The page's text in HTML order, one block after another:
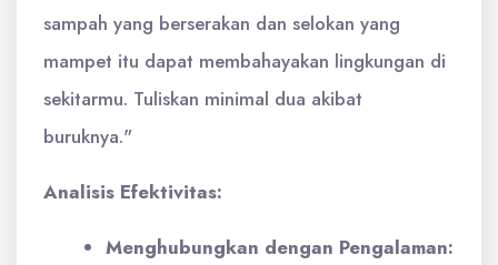
sampah yang berserakan dan selokan yang
mampet itu dapat membahayakan lingkungan di
sekitarmu. Tuliskan minimal dua akibat
buruknya."
Analisis Efektivitas:
Menghubungkan dengan Pengalaman: